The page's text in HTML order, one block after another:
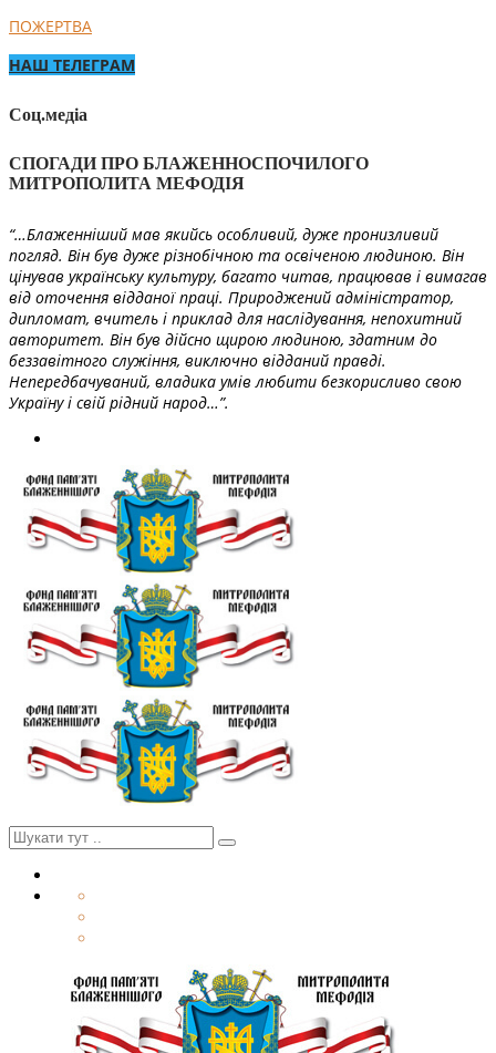
ПОЖЕРТВА
НАШ ТЕЛЕГРАМ
Соц.медіа
СПОГАДИ ПРО БЛАЖЕННОСПОЧИЛОГО
МИТРОПОЛИТА МЕФОДІЯ
“…Блаженніший мав якийсь особливий, дуже пронизливий
погляд. Він був дуже різнобічною та освіченою людиною. Він
цінував українську культуру, багато читав, працював і вимагав
від оточення відданої праці. Природжений адміністратор,
дипломат, вчитель і приклад для наслідування, непохитний
авторитет. Він був дійсно щирою людиною, здатним до
беззавітного служіння, виключно відданий правді.
Непередбачуваний, владика умів любити безкорисливо свою
Україну і свій рідний народ…”.